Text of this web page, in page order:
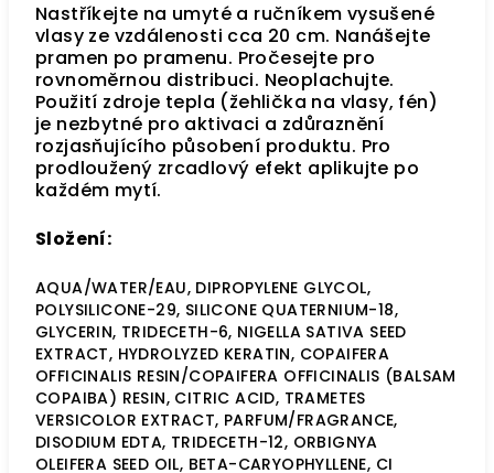
Nastříkejte na umyté a ručníkem vysušené
vlasy ze vzdálenosti cca 20 cm. Nanášejte
pramen po pramenu. Pročesejte pro
rovnoměrnou distribuci. Neoplachujte.
Použití zdroje tepla (žehlička na vlasy, fén)
je nezbytné pro aktivaci a zdůraznění
rozjasňujícího působení produktu. Pro
prodloužený zrcadlový efekt aplikujte po
každém mytí.
Složení:
AQUA/WATER/EAU, DIPROPYLENE GLYCOL,
POLYSILICONE-29, SILICONE QUATERNIUM-18,
GLYCERIN, TRIDECETH-6, NIGELLA SATIVA SEED
EXTRACT, HYDROLYZED KERATIN, COPAIFERA
OFFICINALIS RESIN/COPAIFERA OFFICINALIS (BALSAM
COPAIBA) RESIN, CITRIC ACID, TRAMETES
VERSICOLOR EXTRACT, PARFUM/FRAGRANCE,
DISODIUM EDTA, TRIDECETH-12, ORBIGNYA
OLEIFERA SEED OIL, BETA-CARYOPHYLLENE, CI